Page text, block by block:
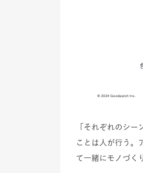
「それぞれのシ
ことは人が行う。
て一緒にモノづく